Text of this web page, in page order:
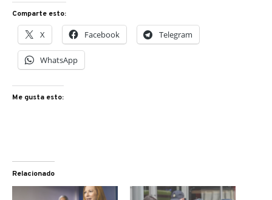
Comparte esto:
X Facebook Telegram
WhatsApp
Me gusta esto:
Relacionado